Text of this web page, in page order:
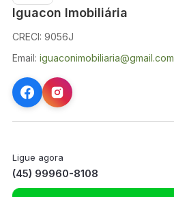
Iguacon Imobiliária
CRECI: 9056J
Email: iguaconimobiliaria@gmail.com
Ligue agora
(45) 99960-8108